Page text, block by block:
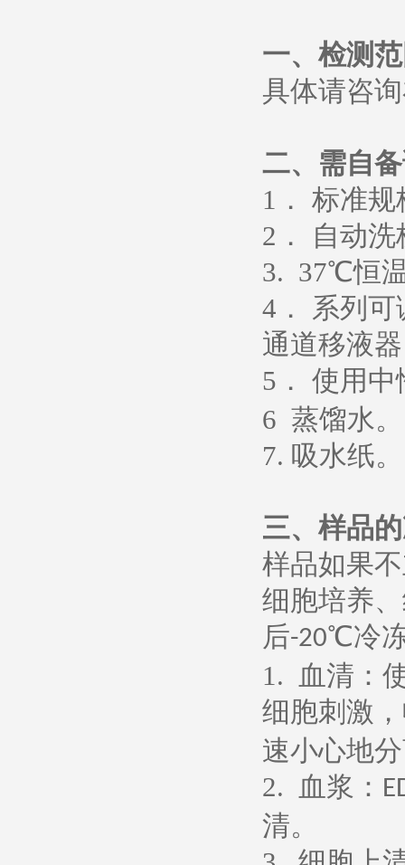
一、检测
具体请咨
二、需自
1 ． 标准
2 ． 自动
3. 37℃恒
4 ． 系列
通道移液
5 ． 使用中
6 蒸馏水。
7. 吸水纸。
三、样品
样品如果
细胞培养
后-20℃冷
1.
血清：
细胞刺激
速小心地
2.
血浆：
清。